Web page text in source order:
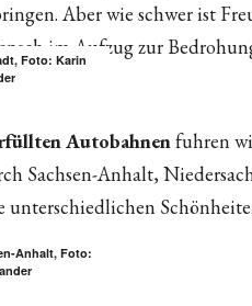
Aber wie schwer ist
im Aufzug zur
Foto: Karin
Autobahnenfuhren
Sachsen-Anhalt,
unterschiedlichen
Anhalt, Foto: